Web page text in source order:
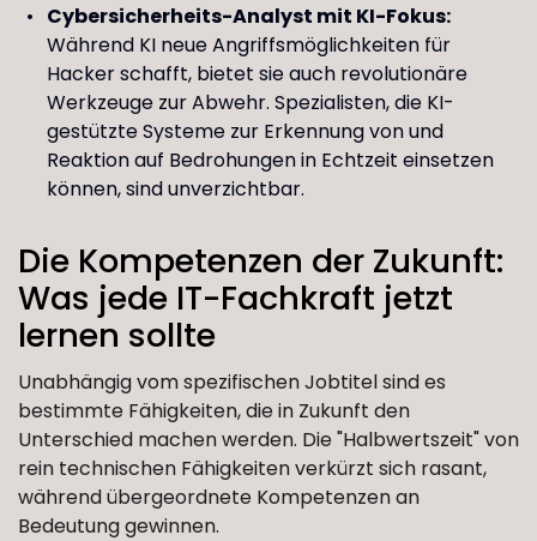
Cybersicherheits-Analyst mit KI-Fokus:
Während KI neue Angriffsmöglichkeiten für
Hacker schafft, bietet sie auch revolutionäre
Werkzeuge zur Abwehr. Spezialisten, die KI-
gestützte Systeme zur Erkennung von und
Reaktion auf Bedrohungen in Echtzeit einsetzen
können, sind unverzichtbar.
Die Kompetenzen der Zukunft:
Was jede IT-Fachkraft jetzt
lernen sollte
Unabhängig vom spezifischen Jobtitel sind es
bestimmte Fähigkeiten, die in Zukunft den
Unterschied machen werden. Die "Halbwertszeit" von
rein technischen Fähigkeiten verkürzt sich rasant,
während übergeordnete Kompetenzen an
Bedeutung gewinnen.